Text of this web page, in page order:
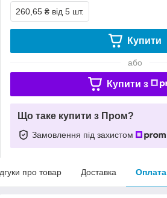
260,65 ₴ від 5 шт.
Купити
або
Купити з
Що таке купити з Пром?
Замовлення під захистом
про товар Доставка Оплата